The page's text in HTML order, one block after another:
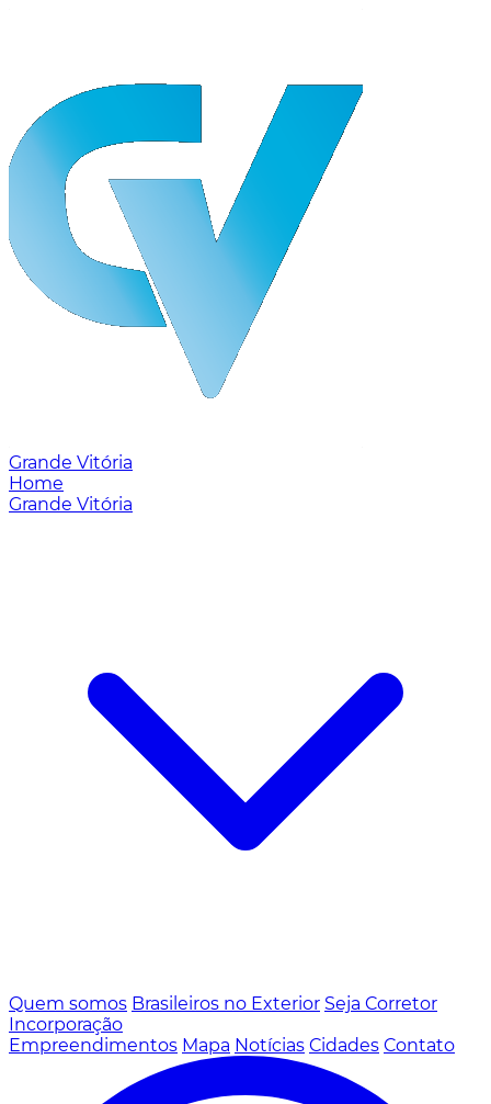
Grande Vitória
Home
Grande Vitória
Quem somos Brasileiros no Exterior Seja Corretor
Incorporação
Empreendimentos Mapa Notícias Cidades Contato